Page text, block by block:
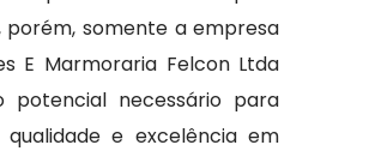
porém, somente a empresa
E Marmoraria Felcon Ltda
potencial necessário para
qualidade e excelência em